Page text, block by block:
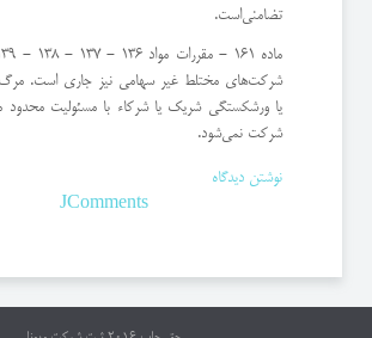
تضامنی‌است.
شركت‌های مختلط غیر سهامی نیز جاری است.
یا ورشكستگی شریك یا شركاء با مسئولیت محدود
شركت نمی‌شود.
نوشتن دیدگاه
JComments